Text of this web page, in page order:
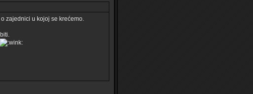
zajednici u kojoj se krećemo.